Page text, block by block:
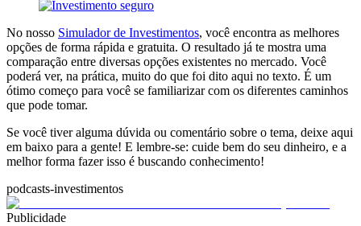
No nosso Simulador de Investimentos, você encontra as melhores
opções de forma rápida e gratuita. O resultado já te mostra uma
comparação entre diversas opções existentes no mercado. Você
poderá ver, na prática, muito do que foi dito aqui no texto. É um
ótimo começo para você se familiarizar com os diferentes caminhos
que pode tomar.
Se você tiver alguma dúvida ou comentário sobre o tema, deixe aqui
em baixo para a gente! E lembre-se: cuide bem do seu dinheiro, e a
melhor forma fazer isso é buscando conhecimento!
podcasts-investimentos
Publicidade